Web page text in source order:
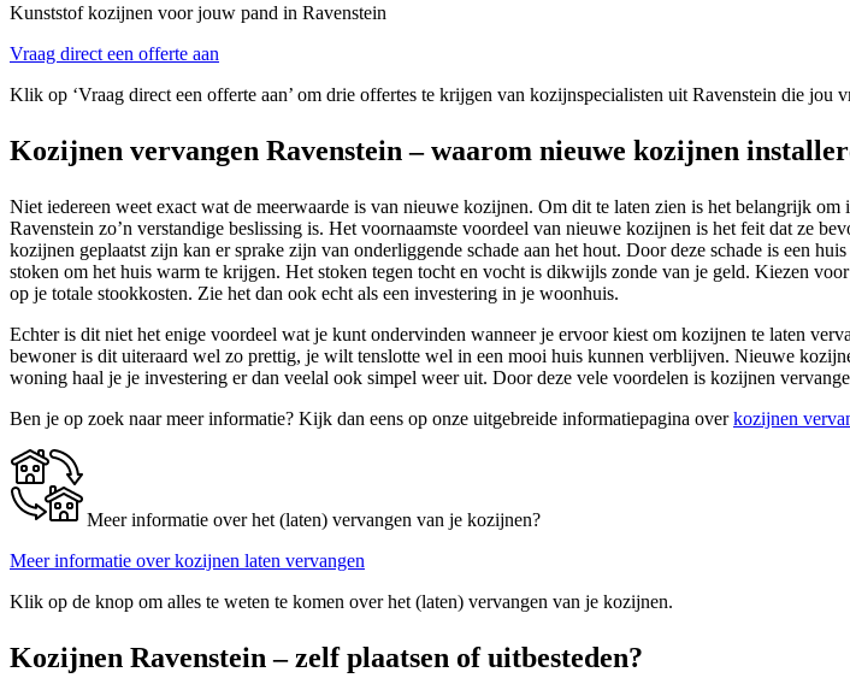
Kunststof kozijnen voor jouw pand in Ravenstein
Vraag direct een offerte aan
Klik op ‘Vraag direct een offerte aan’ om drie offertes te krijgen van kozijnspecialisten uit Ravenstein die
Kozijnen vervangen Ravenstein – waarom nieuwe kozijnen
Niet iedereen weet exact wat de meerwaarde is van nieuwe kozijnen. Om dit te laten zien is het belangrijk
Ravenstein zo’n verstandige beslissing is. Het voornaamste voordeel van nieuwe kozijnen is het feit dat ze
kozijnen geplaatst zijn kan er sprake zijn van onderliggende schade aan het hout. Door deze schade is een
stoken om het huis warm te krijgen. Het stoken tegen tocht en vocht is dikwijls zonde van je geld. Kiezen
op je totale stookkosten. Zie het dan ook echt als een investering in je woonhuis.
Echter is dit niet het enige voordeel wat je kunt ondervinden wanneer je ervoor kiest om kozijnen te laten
bewoner is dit uiteraard wel zo prettig, je wilt tenslotte wel in een mooi huis kunnen verblijven. Nieuwe
woning haal je je investering er dan veelal ook simpel weer uit. Door deze vele voordelen is kozijnen
Ben je op zoek naar meer informatie? Kijk dan eens op onze uitgebreide informatiepagina overkozijnen
Meer informatie over het (laten) vervangen van je kozijnen?
Meer informatie over kozijnen laten vervangen
Klik op de knop om alles te weten te komen over het (laten) vervangen van je kozijnen.
Kozijnen Ravenstein – zelf plaatsen of uitbesteden?